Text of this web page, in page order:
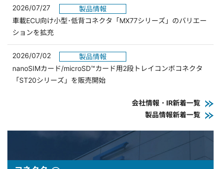
2026/07/27
製品情報
車載ECU向け小型･低背コネクタ「MX77シリーズ」のバリエー
ションを拡充
2026/07/02
製品情報
nanoSIMカード/microSD™カード用2段トレイコンボコネクタ
「ST20シリーズ」を販売開始
会社情報・IR新着一覧
製品情報新着一覧